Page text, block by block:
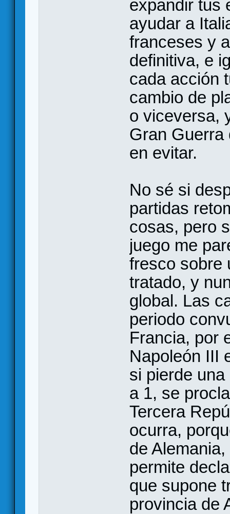
expandir tus
ayudar a
franceses y
definitiva, e
cada acción
cambio de
o viceversa,
Gran Guerra
en evitar.
No sé si
partidas
cosas, pero
juego me
fresco sobre
tratado, y
global. Las
periodo
Francia, por
Napoleón III
si pierde
a 1, se
Tercera
ocurra,
de
permite
que supone
provincia de